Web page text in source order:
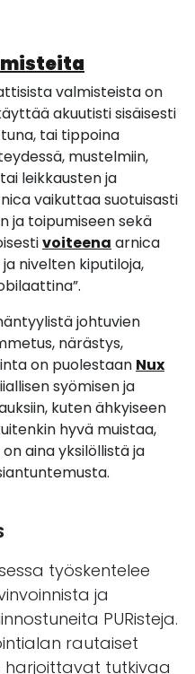
valmisteista on
akuutisti sisäisesti
tai tippoina
mustelmiin,
leikkausten ja
vaikuttaa suotuisasti
ja toipumiseen sekä
voiteena arnica
nivelten kiputiloja,
johtuvien
närästys,
on puolestaan Nux
syömisen ja
kuten ähkyiseen
hyvä muistaa,
aina yksilöllistä ja
työskentelee
ja
PURisteja.
rautaiset
tutkivaa